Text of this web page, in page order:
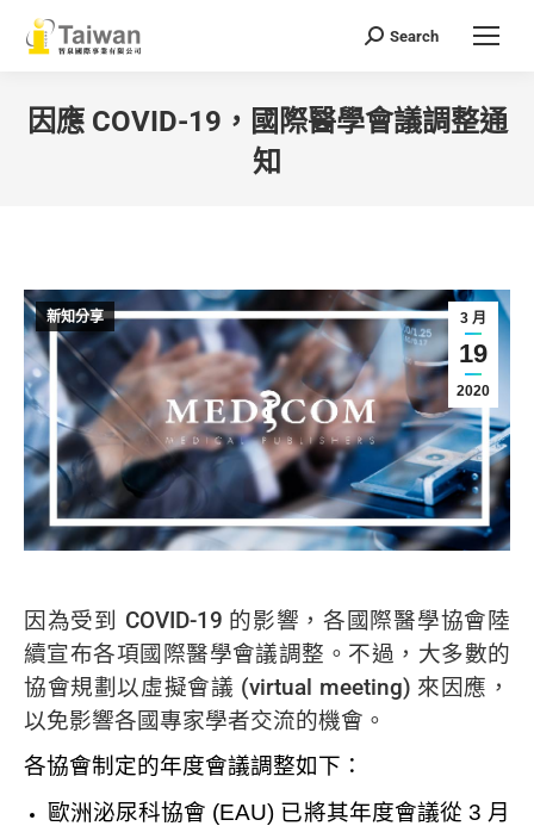
Search:
Search
因應 COVID-19，國際醫學會議調整通
知
3 月
19
2020
新知分享
因為受到 COVID-19 的影響，各國際醫學協會陸
續宣布各項國際醫學會議調整。不過，大多數的
協會規劃以虛擬會議 (virtual meeting) 來因應，
以免影響各國專家學者交流的機會。
各協會制定的年度會議調整如下：
歐洲泌尿科協會 (EAU) 已將其年度會議從 3 月